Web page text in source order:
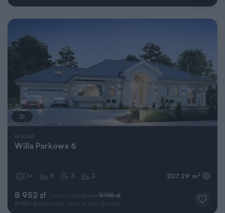
MG0465
Willa Parkowa 6
8 952 zł Cena katalogowa 11 190 zł
8 952 zł najniższa cena przed obniżką
1+ 5 3 2 207,29 m 2